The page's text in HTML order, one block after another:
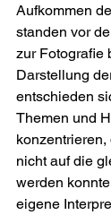
Aufkommen
standen vor
zur Fotografie
Darstellung
entschieden
Themen und
nicht auf die
werden
eigene